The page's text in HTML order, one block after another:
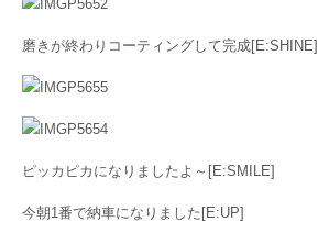
磨きが終わりコーティングして完成[E:SHINE]
ピッカピカになりましたよ～[E:SMILE]
今朝1番で納車になりました[E:UP]